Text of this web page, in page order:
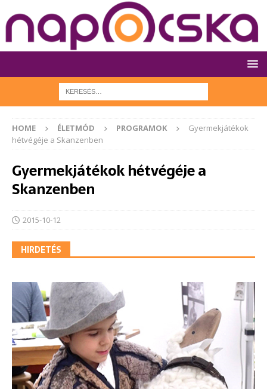
HOME ÉLETMÓD PROGRAMOK
Gyermekjátékok
hétvégéje a Skanzenben
Gyermekjátékok hétvégéje a
Skanzenben
2015-10-12
HIRDETÉS